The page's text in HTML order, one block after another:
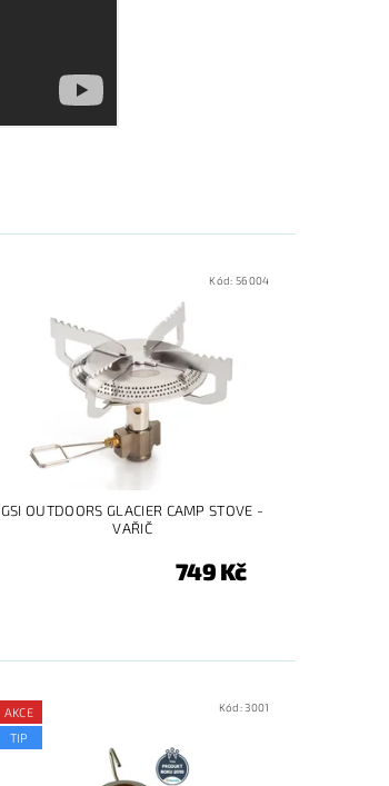
Kód:56004
GSI OUTDOORS GLACIER CAMP STOVE -
VAŘIČ
749 Kč
AKCE
TIP
Kód:3001